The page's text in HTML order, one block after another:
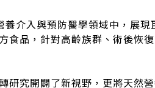
介入與預防醫學領域中，展現
食品，針對高齡族群、術後恢
研究開闢了新視野，更將天然